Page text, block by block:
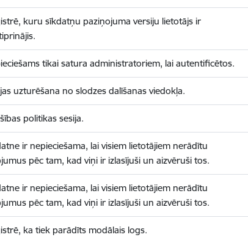
kuru sīkdatņu paziņojuma versiju lietotājs ir
tikai satura administratoriem, lai autentificētos.
uzturēšana no slodzes dalīšanas viedokļa.
politikas sesija.
ir nepieciešama, lai visiem lietotājiem nerādītu
pēc tam, kad viņi ir izlasījuši un aizvēruši tos.
ir nepieciešama, lai visiem lietotājiem nerādītu
pēc tam, kad viņi ir izlasījuši un aizvēruši tos.
ka tiek parādīts modālais logs.